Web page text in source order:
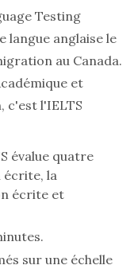
Testing
langue anglaise le
au Canada.
et
c'est l'IELTS
évalue quatre
écrite, la
écrite et
sur une échelle